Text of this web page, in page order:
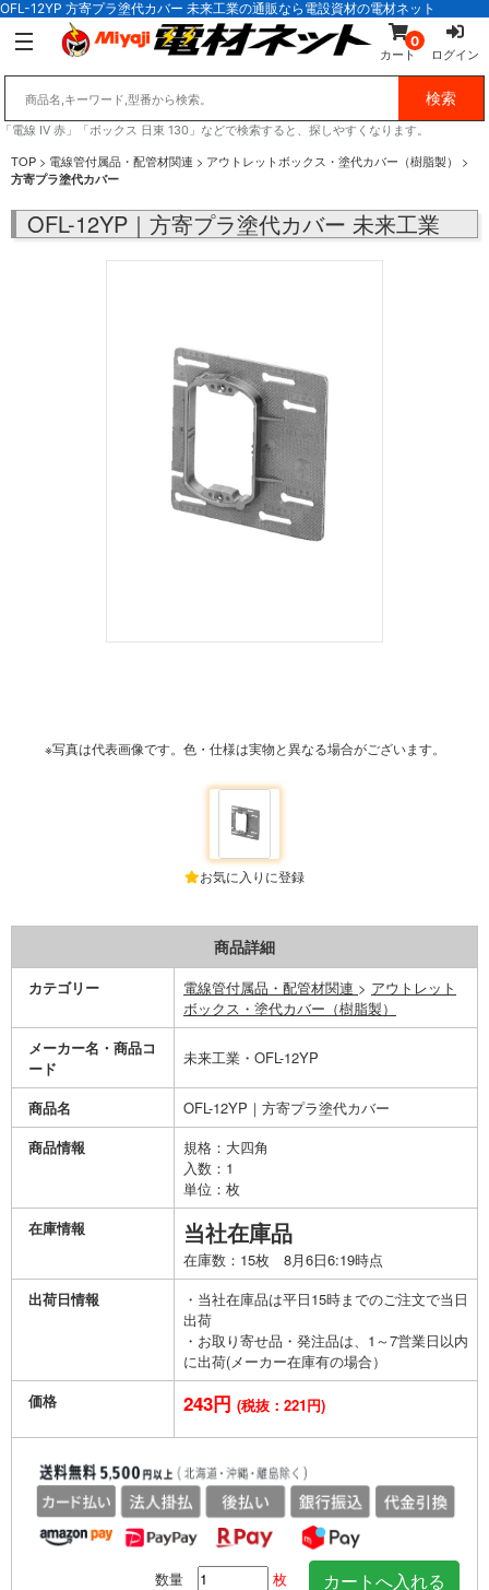
OFL-12YP 方寄プラ塗代カバー 未来工業の通販なら電設資材の電材ネット
0
カート ログイン
「電線 IV 赤」「ボックス 日東 130」などで検索すると、探しやすくなります。
TOP > 電線管付属品・配管材関連 > アウトレットボックス・塗代カバー（樹脂製） >
方寄プラ塗代カバー
OFL-12YP｜方寄プラ塗代カバー 未来工業
※写真は代表画像です。色・仕様は実物と異なる場合がございます。
お気に入りに登録
商品詳細
カテゴリー 電線管付属品・配管材関連 > アウトレット
ボックス・塗代カバー（樹脂製）
メーカー名・商品コ
ード
未来工業・OFL-12YP
商品名
OFL-12YP｜方寄プラ塗代カバー
商品情報
規格：大四角
入数：1
単位：枚
在庫情報
当社在庫品
在庫数：15枚 8月6日6:19時点
出荷日情報
・当社在庫品は平日15時までのご注文で当日
出荷
・お取り寄せ品・発注品は、1～7営業日以内
に出荷(メーカー在庫有の場合）
価格
243円 (税抜：221円)
数量
枚